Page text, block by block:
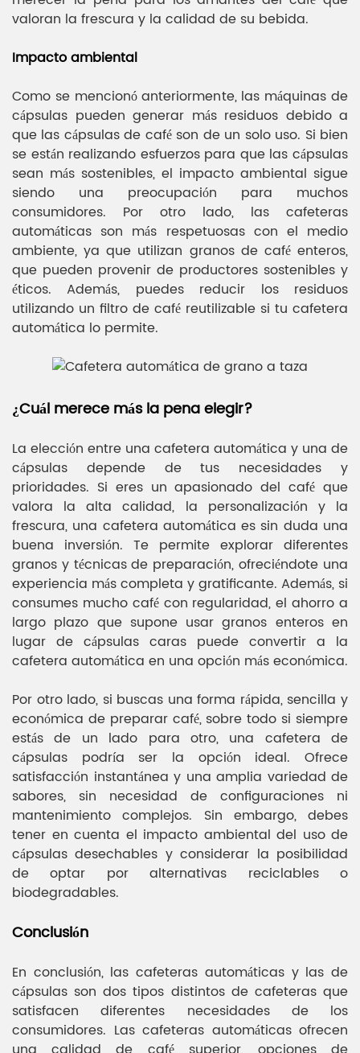
valoran la frescura y la calidad de su bebida.
Impacto ambiental
Como se mencionó anteriormente, las máquinas de
cápsulas pueden generar más residuos debido a
que las cápsulas de café son de un solo uso. Si bien
se están realizando esfuerzos para que las cápsulas
sean más sostenibles, el impacto ambiental sigue
siendo una preocupación para muchos
consumidores. Por otro lado, las cafeteras
automáticas son más respetuosas con el medio
ambiente, ya que utilizan granos de café enteros,
que pueden provenir de productores sostenibles y
éticos. Además, puedes reducir los residuos
utilizando un filtro de café reutilizable si tu cafetera
automática lo permite.
¿Cuál merece más la pena elegir?
La elección entre una cafetera automática y una de
cápsulas depende de tus necesidades y
prioridades. Si eres un apasionado del café que
valora la alta calidad, la personalización y la
frescura, una cafetera automática es sin duda una
buena inversión. Te permite explorar diferentes
granos y técnicas de preparación, ofreciéndote una
experiencia más completa y gratificante. Además, si
consumes mucho café con regularidad, el ahorro a
largo plazo que supone usar granos enteros en
lugar de cápsulas caras puede convertir a la
cafetera automática en una opción más económica.
Por otro lado, si buscas una forma rápida, sencilla y
económica de preparar café, sobre todo si siempre
estás de un lado para otro, una cafetera de
cápsulas podría ser la opción ideal. Ofrece
satisfacción instantánea y una amplia variedad de
sabores, sin necesidad de configuraciones ni
mantenimiento complejos. Sin embargo, debes
tener en cuenta el impacto ambiental del uso de
cápsulas desechables y considerar la posibilidad
de optar por alternativas reciclables o
biodegradables.
Conclusión
En conclusión, las cafeteras automáticas y las de
cápsulas son dos tipos distintos de cafeteras que
satisfacen diferentes necesidades de los
consumidores. Las cafeteras automáticas ofrecen